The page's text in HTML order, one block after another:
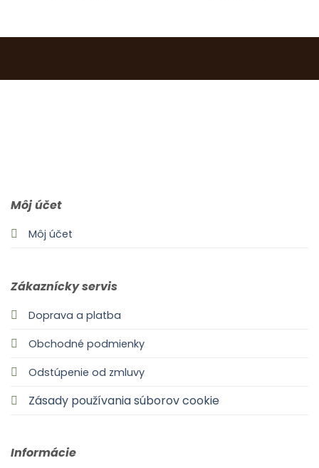
Môj účet
Môj účet
Zákaznícky servis
Doprava a platba
Obchodné podmienky
Odstúpenie od zmluvy
Zásady používania súborov cookie
Informácie